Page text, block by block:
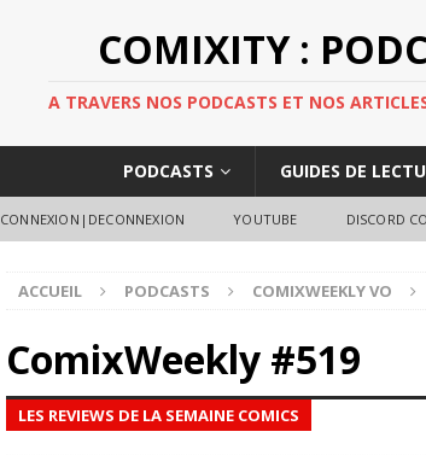
COMIXITY :
A TRAVERS NOS PODCASTS ET NOS
PODCASTS GUIDES DE
CONNEXION|DECONNEXION YOUTUBE DISCORD
ACCUEIL PODCASTS COMIXWEEKLY VO
ComixWeekly #519
LES REVIEWS DE LA SEMAINE COMICS